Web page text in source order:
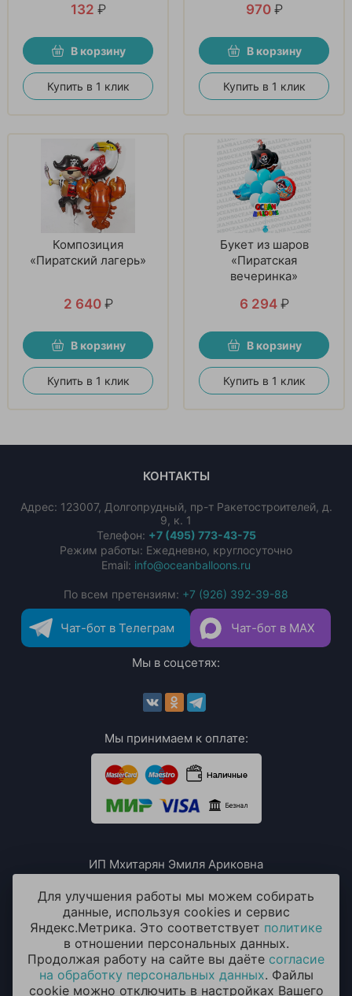
132 ₽
В корзину
Купить в 1 клик
970 ₽
В корзину
Купить в 1 клик
Композиция
«Пиратский лагерь»
2 640 ₽
В корзину
Купить в 1 клик
Букет из шаров
«Пиратская
вечеринка»
6 294 ₽
В корзину
Купить в 1 клик
КОНТАКТЫ
Адрес: 123007, Долгопрудный, пр-т Ракетостроителей, д.
9, к. 1
Телефон: +7 (495) 773-43-75
Режим работы: Ежедневно, круглосуточно
Email: info@oceanballoons.ru
По всем претензиям: +7 (926) 392-39-88
Чат-бот в Телеграм Чат-бот в MAX
Мы в соцсетях:
Мы принимаем к оплате:
ИП Мхитарян Эмиля Ариковна
ИНН: 771385063807
ОГРН / ОГРНИП: 319508100076230
Для улучшения работы мы можем собирать
данные, используя cookies и сервис
Яндекс.Метрика. Это соответствует политике
в отношении персональных данных.
Продолжая работу на сайте вы даёте согласие
на обработку персональных данных. Файлы
cookie можно отключить в настройках Вашего